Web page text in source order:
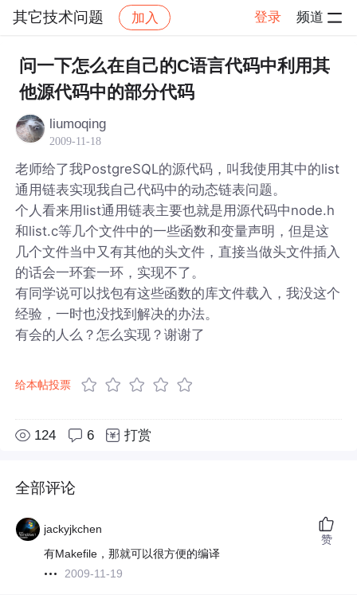
其它技术问题 加入 登录 频道
社区 其它技术问题 帖子详情
问一下怎么在自己的C语言代码中利用其
他源代码中的部分代码
liumoqing
2009-11-18
老师给了我PostgreSQL的源代码，叫我使用其中的list
通用链表实现我自己代码中的动态链表问题。
个人看来用list通用链表主要也就是用源代码中node.h
和list.c等几个文件中的一些函数和变量声明，但是这
几个文件当中又有其他的头文件，直接当做头文件插入
的话会一环套一环，实现不了。
有同学说可以找包有这些函数的库文件载入，我没这个
经验，一时也没找到解决的办法。
有会的人么？怎么实现？谢谢了
给本帖投票
124 6 打赏
全部评论
jackyjkchen
有Makefile，那就可以很方便的编译
2009-11-19
赞